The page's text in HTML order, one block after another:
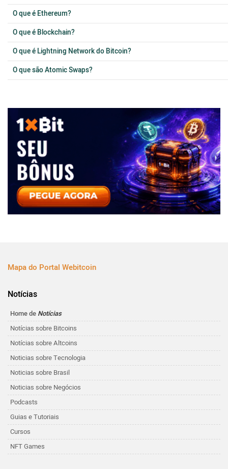
O que é Ethereum?
O que é Blockchain?
O que é Lightning Network do Bitcoin?
O que são Atomic Swaps?
Mapa do Portal Webitcoin
Notícias
Home de Notícias
Notícias sobre Bitcoins
Notícias sobre Altcoins
Noticias sobre Tecnologia
Noticias sobre Brasil
Noticias sobre Negócios
Podcasts
Guias e Tutoriais
Cursos
NFT Games